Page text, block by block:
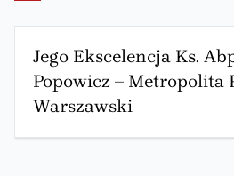
Jego Ekscelencja Ks.
Popowicz – Metropolita
Warszawski